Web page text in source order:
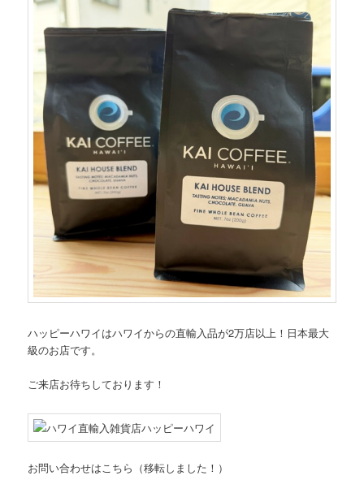
ハッピーハワイはハワイからの直輸入品が2万店以上！日本最大
級のお店です。
ご来店お待ちしております！
お問い合わせはこちら（移転しました！）